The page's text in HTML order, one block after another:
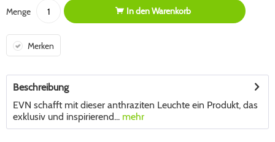
Menge In denWarenkorb
Merken
Beschreibung
EVN schafft mit dieser anthraziten Leuchte ein Produkt, das
exklusiv und inspirierend... mehr